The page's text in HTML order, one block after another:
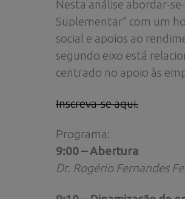
Nesta análise abordar-
Suplementar” com um
social e apoios ao
segundo eixo está
centrado no apoio às
Inscreva-se aqui.
Programa:
9:00 – Abertura
Dr. Rogério Fernandes